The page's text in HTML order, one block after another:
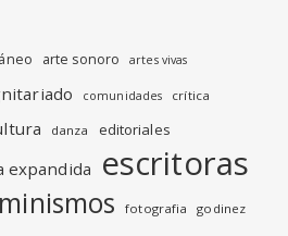
arte sonoro artes vivas
comunidades crítica
danza editoriales
expandida escritoras
fotografia godinez